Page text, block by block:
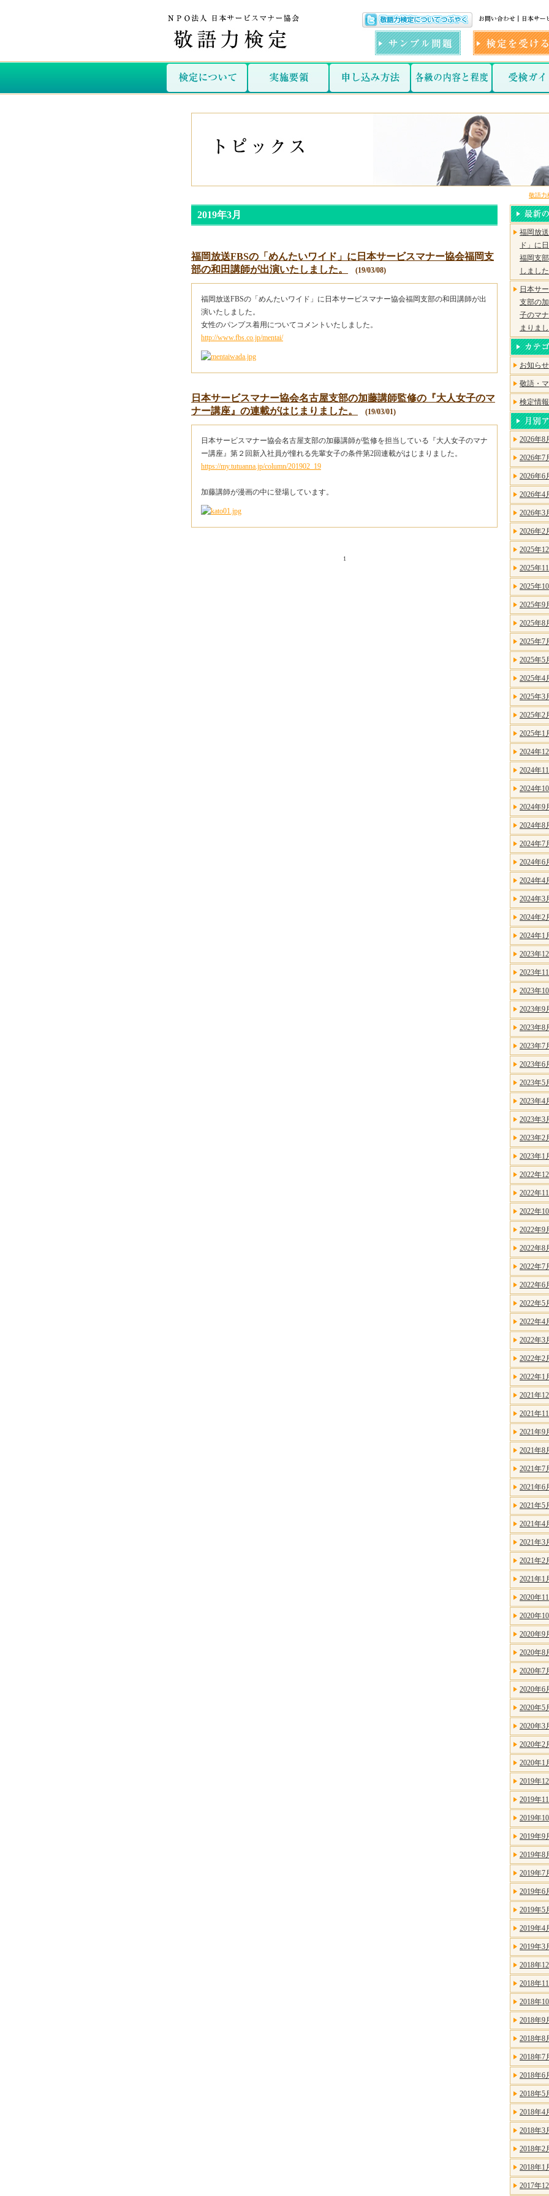
敬語力
2019年3月
福岡放送FBSの「めんたいワイド」に日本サービスマナー協会福岡支
部の和田講師が出演いたしました。
(19/03/08)
福岡放送FBSの「めんたいワイド」に日本サービスマナー協会福岡支部の和田講師が出
演いたしました。
女性のパンプス着用についてコメントいたしました。
http://www.fbs.co.jp/mentai/
日本サービスマナー協会名古屋支部の加藤講師監修の『大人女子のマ
ナー講座』の連載がはじまりました。
(19/03/01)
日本サービスマナー協会名古屋支部の加藤講師が監修を担当している『大人女子のマナ
ー講座』第２回新入社員が憧れる先輩女子の条件第2回連載がはじまりました。
https://my.tutuanna.jp/column/201902_19
加藤講師が漫画の中に登場しています。
1
福岡放
ド」に
福岡支
しました
日本サ
支部の
子のマ
まりまし
お知らせ
敬語・
検定情報
2026年8
2026年7
2026年6
2026年4
2026年3
2026年2
2025年
2025年
2025年
2025年9
2025年8
2025年7
2025年5
2025年4
2025年3
2025年2
2025年1
2024年
2024年
2024年
2024年9
2024年8
2024年7
2024年6
2024年4
2024年3
2024年2
2024年1
2023年
2023年
2023年
2023年9
2023年8
2023年7
2023年6
2023年5
2023年4
2023年3
2023年2
2023年1
2022年
2022年
2022年
2022年9
2022年8
2022年7
2022年6
2022年5
2022年4
2022年3
2022年2
2022年1
2021年
2021年
2021年9
2021年8
2021年7
2021年6
2021年5
2021年4
2021年3
2021年2
2021年1
2020年
2020年
2020年9
2020年8
2020年7
2020年6
2020年5
2020年3
2020年2
2020年1
2019年
2019年
2019年
2019年9
2019年8
2019年7
2019年6
2019年5
2019年4
2019年3
2018年
2018年
2018年
2018年9
2018年8
2018年7
2018年6
2018年5
2018年4
2018年3
2018年2
2018年1
2017年